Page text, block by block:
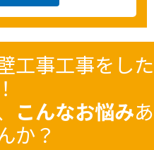
工事工事をした
こんなお悩みあ
か？